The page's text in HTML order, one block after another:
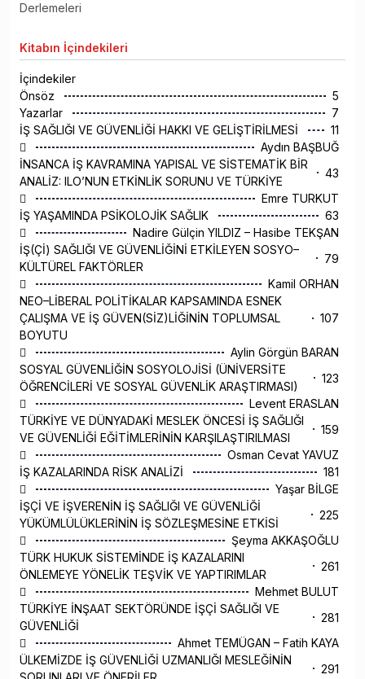
Derlemeleri
Kitabın İçindekileri
İçindekiler
Önsöz
5
Yazarlar
7
İŞ SAĞLIĞI VE GÜVENLİĞİ HAKKI VE GELİŞTİRİLMESİ
11

Aydın BAŞBUĞ
İNSANCA İŞ KAVRAMINA YAPISAL VE SİSTEMATİK BİR
ANALİZ: ILO’NUN ETKİNLİK SORUNU VE TÜRKİYE
43

Emre TURKUT
İŞ YAŞAMINDA PSİKOLOJİK SAĞLIK
63

Nadire Gülçin YILDIZ – Hasibe TEKŞAN
İŞ(Çİ) SAĞLIĞI VE GÜVENLİĞİNİ ETKİLEYEN SOSYO–
KÜLTÜREL FAKTÖRLER
79

Kamil ORHAN
NEO–LİBERAL POLİTİKALAR KAPSAMINDA ESNEK
ÇALIŞMA VE İŞ GÜVEN(SİZ)LİĞİNİN TOPLUMSAL
BOYUTU
107

Aylin Görgün BARAN
SOSYAL GÜVENLİĞİN SOSYOLOJİSİ (ÜNİVERSİTE
ÖĞRENCİLERİ VE SOSYAL GÜVENLİK ARAŞTIRMASI)
123

Levent ERASLAN
TÜRKİYE VE DÜNYADAKİ MESLEK ÖNCESİ İŞ SAĞLIĞI
VE GÜVENLİĞİ EĞİTİMLERİNİN KARŞILAŞTIRILMASI
159

Osman Cevat YAVUZ
İŞ KAZALARINDA RİSK ANALİZİ
181

Yaşar BİLGE
İŞÇİ VE İŞVERENİN İŞ SAĞLIĞI VE GÜVENLİĞİ
YÜKÜMLÜLÜKLERİNİN İŞ SÖZLEŞMESİNE ETKİSİ
225

Şeyma AKKAŞOĞLU
TÜRK HUKUK SİSTEMİNDE İŞ KAZALARINI
ÖNLEMEYE YÖNELİK TEŞVİK VE YAPTIRIMLAR
261

Mehmet BULUT
TÜRKİYE İNŞAAT SEKTÖRÜNDE İŞÇİ SAĞLIĞI VE
GÜVENLİĞİ
281

Ahmet TEMÜGAN – Fatih KAYA
ÜLKEMİZDE İŞ GÜVENLİĞİ UZMANLIĞI MESLEĞİNİN
291